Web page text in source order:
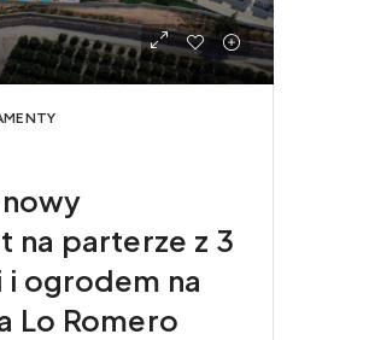
na parterze z 3
i ogrodem na
Lo Romero